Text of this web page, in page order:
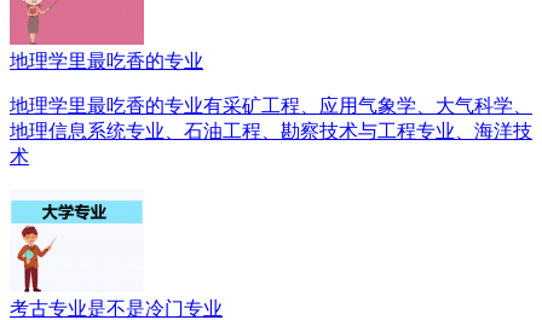
地理学里最吃香的专业
地理学里最吃香的专业有采矿工程、应用气象学、大气科学、
地理信息系统专业、石油工程、勘察技术与工程专业、海洋技
术
考古专业是不是冷门专业